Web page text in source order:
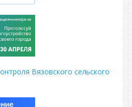
Вязовского сельского